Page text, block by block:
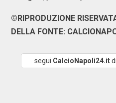
©RIPRODUZIONE
DELLA FONTE:
segui CalcioNapoli24.it